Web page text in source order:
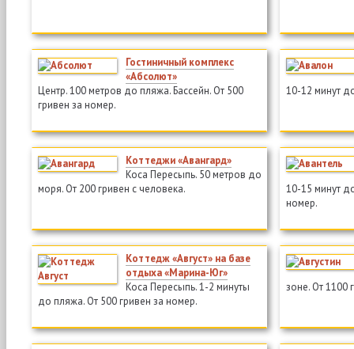
Гостиничный комплекс
«Абсолют»
Центр. 100 метров до пляжа. Бассейн. От 500
гривен за номер.
10-12 минут
Коттеджи «Авангард»
Коса Пересыпь. 50 метров до
моря. От 200 гривен с человека.
10-15 минут
номер.
Коттедж «Август» на базе
отдыха «Марина-Юг»
Коса Пересыпь. 1-2 минуты
до пляжа. От 500 гривен за номер.
зоне. От 1100